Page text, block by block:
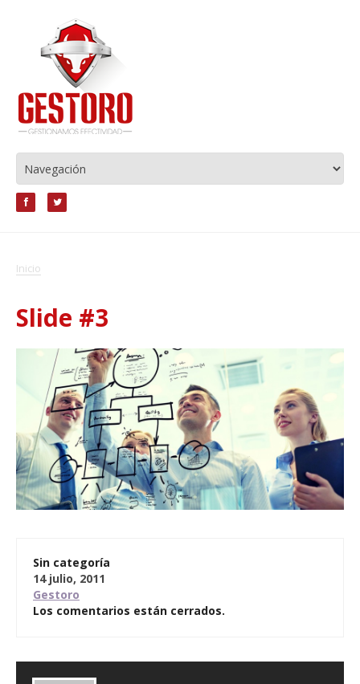
Inicio
Slide #3
Sin categoría
14 julio, 2011
Gestoro
Los comentarios están cerrados.